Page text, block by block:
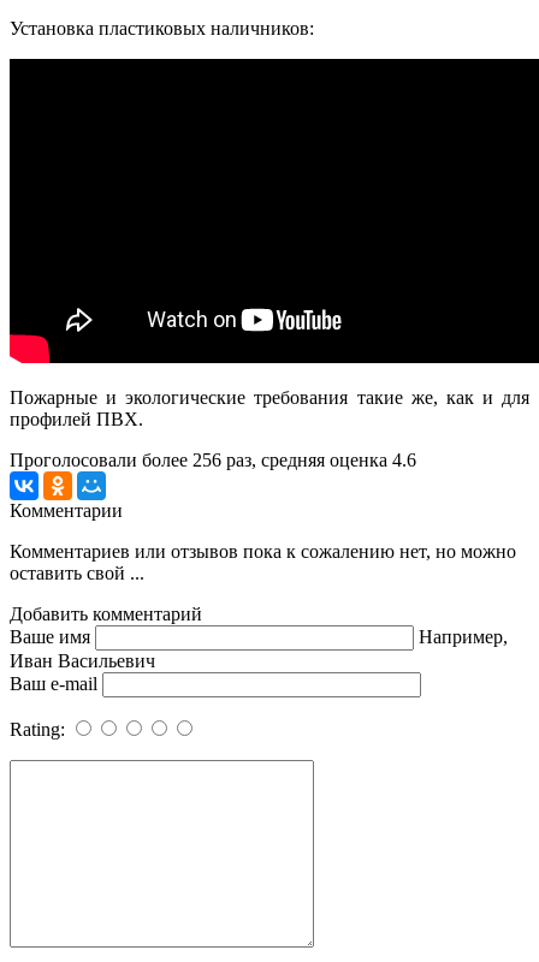
Установка пластиковых наличников:
Пожарные и экологические требования такие же, как и для
профилей ПВХ.
Проголосовали более 256 раз, средняя оценка 4.6
Комментарии
Комментариев или отзывов пока к сожалению нет, но можно
оставить свой ...
Добавить комментарий
Ваше имя
Например,
Иван Васильевич
Ваш e-mail
Rating: